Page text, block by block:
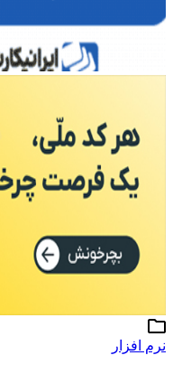
افزار